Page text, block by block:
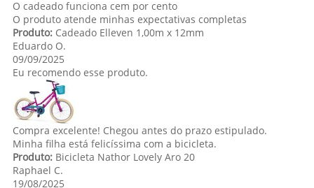
O cadeado funciona cem por cento
O produto atende minhas expectativas completas
Produto:Cadeado Elleven 1,00m x 12mm
Eduardo O.
09/09/2025
Eu recomendo esse produto.
Compra excelente! Chegou antes do prazo estipulado.
Minha filha está felicíssima com a bicicleta.
Produto:Bicicleta Nathor Lovely Aro 20
Raphael C.
19/08/2025